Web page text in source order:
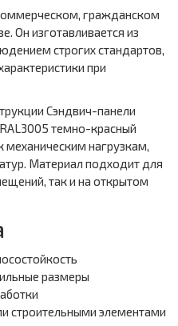
гражданском
Он изготавливается из
строгих стандартов,
при
Сэндвич-панели
темно-красный
механическим нагрузкам,
Материал подходит для
так и на открытом
размеры
строительными элементами